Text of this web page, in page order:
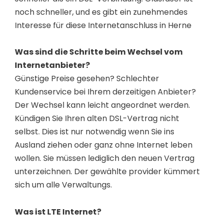
noch schneller, und es gibt ein zunehmendes
Interesse für diese Internetanschluss in Herne
Was sind die Schritte beim Wechsel vom
Internetanbieter?
Günstige Preise gesehen? Schlechter
Kundenservice bei Ihrem derzeitigen Anbieter?
Der Wechsel kann leicht angeordnet werden.
Kündigen Sie Ihren alten DSL-Vertrag nicht
selbst. Dies ist nur notwendig wenn Sie ins
Ausland ziehen oder ganz ohne Internet leben
wollen. Sie müssen lediglich den neuen Vertrag
unterzeichnen. Der gewählte provider kümmert
sich um alle Verwaltungs.
Was ist LTE Internet?